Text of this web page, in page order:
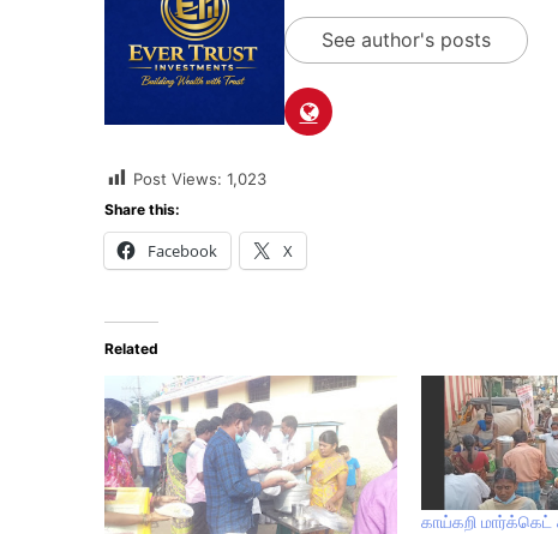
See author's posts
Post Views: 1,023
Share this:
Facebook X
Related
காய்கறி